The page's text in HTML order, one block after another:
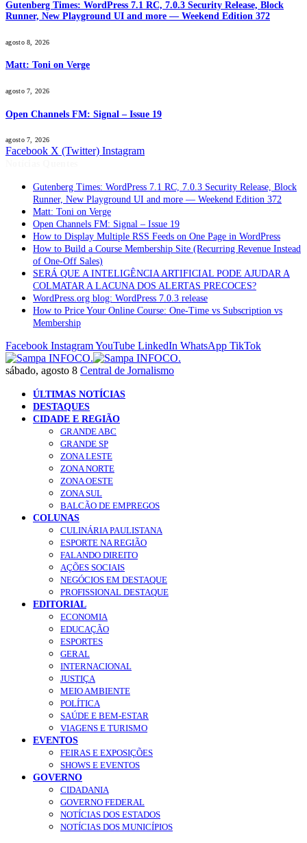
Gutenberg Times: WordPress 7.1 RC, 7.0.3 Security Release, Block
Runner, New Playground UI and more — Weekend Edition 372
agosto 8, 2026
Matt: Toni on Verge
agosto 7, 2026
Open Channels FM: Signal – Issue 19
agosto 7, 2026
Facebook X (Twitter) Instagram
Gutenberg Times: WordPress 7.1 RC, 7.0.3 Security Release, Block
Runner, New Playground UI and more — Weekend Edition 372
Matt: Toni on Verge
Open Channels FM: Signal – Issue 19
How to Display Multiple RSS Feeds on One Page in WordPress
How to Build a Course Membership Site (Recurring Revenue Instead
of One-Off Sales)
SERÁ QUE A INTELIGÊNCIA ARTIFICIAL PODE AJUDAR A
COLMATAR A LACUNA DOS ALERTAS PRECOCES?
WordPress.org blog: WordPress 7.0.3 release
How to Price Your Online Course: One-Time vs Subscription vs
Membership
Facebook InstagramYouTube LinkedIn WhatsApp TikTok
sábado, agosto 8 Central de Jornalismo
ÚLTIMAS NOTÍCIAS
DESTAQUES
CIDADE E REGIÃO
GRANDE ABC
GRANDE SP
ZONA LESTE
ZONA NORTE
ZONA OESTE
ZONA SUL
BALCÃO DE EMPREGOS
COLUNAS
CULINÁRIA PAULISTANA
ESPORTE NA REGIÃO
FALANDO DIREITO
AÇÕES SOCIAIS
NEGÓCIOS EM DESTAQUE
PROFISSIONAL DESTAQUE
EDITORIAL
ECONOMIA
EDUCAÇÃO
ESPORTES
GERAL
INTERNACIONAL
JUSTIÇA
MEIO AMBIENTE
POLÍTICA
SAÚDE E BEM-ESTAR
VIAGENS E TURISMO
EVENTOS
FEIRAS E EXPOSIÇÕES
SHOWS E EVENTOS
GOVERNO
CIDADANIA
GOVERNO FEDERAL
NOTÍCIAS DOS ESTADOS
NOTÍCIAS DOS MUNICÍPIOS